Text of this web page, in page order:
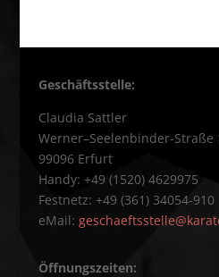
Geschäftsstelle:
Claudia Sattler
Werner–Seelenbinder-Straße
99096 Erfurt
Handy: +49 (1520) 4629975
Festnetz: +49 (361) 34054-910
eMail:
Öffnungszeiten: